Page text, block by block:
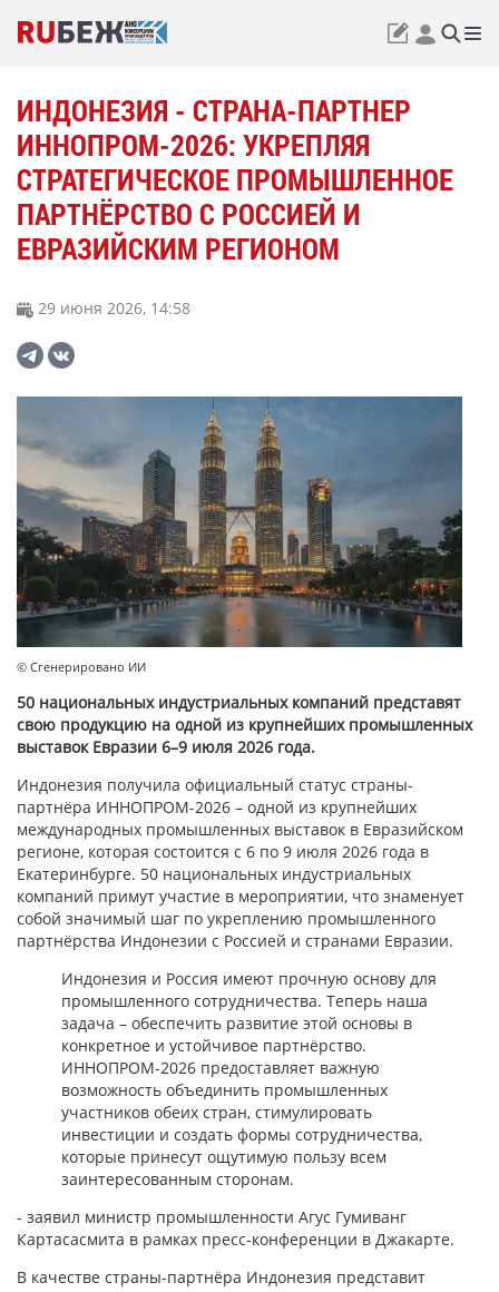
ИНДОНЕЗИЯ - СТРАНА-ПАРТНЕР
ИННОПРОМ-2026: УКРЕПЛЯЯ
СТРАТЕГИЧЕСКОЕ ПРОМЫШЛЕННОЕ
ПАРТНЁРСТВО С РОССИЕЙ И
ЕВРАЗИЙСКИМ РЕГИОНОМ
29 июня 2026, 14:58
© Сгенерировано ИИ
50 национальных индустриальных компаний представят
свою продукцию на одной из крупнейших промышленных
выставок Евразии 6–9 июля 2026 года.
Индонезия получила официальный статус страны-
партнёра ИННОПРОМ-2026 – одной из крупнейших
международных промышленных выставок в Евразийском
регионе, которая состоится с 6 по 9 июля 2026 года в
Екатеринбурге. 50 национальных индустриальных
компаний примут участие в мероприятии, что знаменует
собой значимый шаг по укреплению промышленного
партнёрства Индонезии с Россией и странами Евразии.
Индонезия и Россия имеют прочную основу для
промышленного сотрудничества. Теперь наша
задача – обеспечить развитие этой основы в
конкретное и устойчивое партнёрство.
ИННОПРОМ-2026 предоставляет важную
возможность объединить промышленных
участников обеих стран, стимулировать
инвестиции и создать формы сотрудничества,
которые принесут ощутимую пользу всем
заинтересованным сторонам.
- заявил министр промышленности Агус Гумиванг
Картасасмита в рамках пресс-конференции в Джакарте.
В качестве страны-партнёра Индонезия представит